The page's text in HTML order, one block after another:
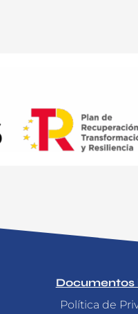
Documentos
Política de